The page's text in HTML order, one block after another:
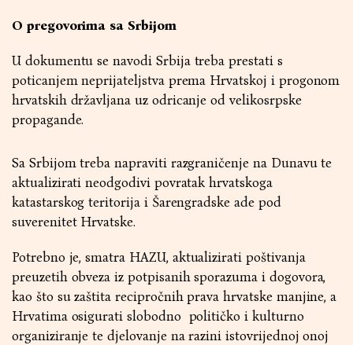
O pregovorima sa Srbijom
U dokumentu se navodi Srbija treba prestati s
poticanjem neprijateljstva prema Hrvatskoj i progonom
hrvatskih državljana uz odricanje od velikosrpske
propagande.
Sa Srbijom treba napraviti razgraničenje na Dunavu te
aktualizirati neodgodivi povratak hrvatskoga
katastarskog teritorija i Šarengradske ade pod
suverenitet Hrvatske.
Potrebno je, smatra HAZU, aktualizirati poštivanja
preuzetih obveza iz potpisanih sporazuma i dogovora,
kao što su zaštita recipročnih prava hrvatske manjine, a
Hrvatima osigurati slobodno političko i kulturno
organiziranje te djelovanje na razini istovrijednoj onoj